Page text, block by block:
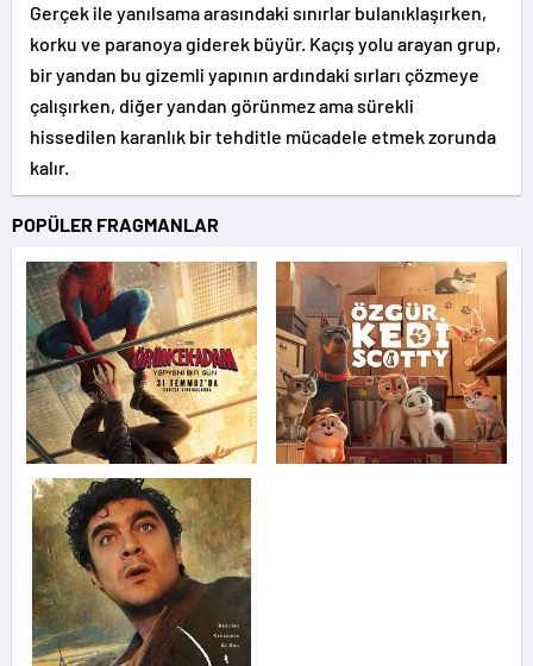
Gerçek ile yanılsama arasındaki sınırlar bulanıklaşırken,
korku ve paranoya giderek büyür. Kaçış yolu arayan grup,
bir yandan bu gizemli yapının ardındaki sırları çözmeye
çalışırken, diğer yandan görünmez ama sürekli
hissedilen karanlık bir tehditle mücadele etmek zorunda
kalır.
POPÜLER FRAGMANLAR